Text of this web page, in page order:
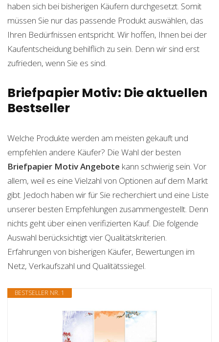
haben sich bei bisherigen Käufern durchgesetzt. Somit
müssen Sie nur das passende Produkt auswählen, das
Ihren Bedürfnissen entspricht. Wir hoffen, Ihnen bei der
Kaufentscheidung behilflich zu sein. Denn wir sind erst
zufrieden, wenn Sie es sind.
Briefpapier Motiv: Die aktuellen
Bestseller
Welche Produkte werden am meisten gekauft und
empfehlen andere Käufer? Die Wahl der besten
Briefpapier MotivAngebote kann schwierig sein. Vor
allem, weil es eine Vielzahl von Optionen auf dem Markt
gibt. Jedoch haben wir für Sie recherchiert und eine Liste
unserer besten Empfehlungen zusammengestellt. Denn
nichts geht über einen verifizierten Kauf. Die folgende
Auswahl berücksichtigt vier Qualitätskriterien.
Erfahrungen von bisherigen Käufer, Bewertungen im
Netz, Verkaufszahl und Qualitätssiegel.
BESTSELLER NR. 1